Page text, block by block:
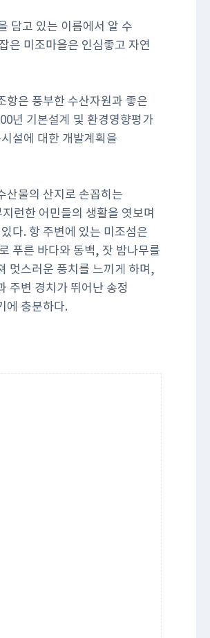
담고 있는 이름에서 알 수
은 미조마을은 인심좋고 자연
항은 풍부한 수산자원과 좋은
년 기본설계 및 환경영향평가
설에 대한 개발계획을
산물의 산지로 손꼽히는
런한 어민들의 생활을 엿보며
다. 항 주변에 있는 미조섬은
푸른 바다와 동백, 잣 밤나무를
멋스러운 풍치를 느끼게 하며,
주변 경치가 뛰어난 송정
에 충분하다.